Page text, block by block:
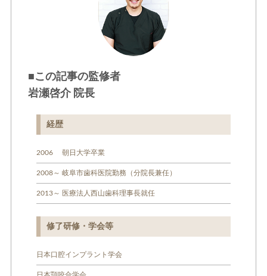
■この記事の監修者
岩瀬啓介 院長
経歴
2006 朝日大学卒業
2008～ 岐阜市歯科医院勤務（分院長兼任）
2013～ 医療法人西山歯科理事長就任
修了研修・学会等
日本口腔インプラント学会